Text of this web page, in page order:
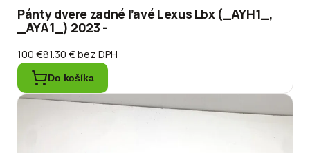
Pánty dvere zadné ľavé Lexus Lbx (_AYH1_,
_AYA1_) 2023 -
100 €81.30 €bez DPH
Do košíka